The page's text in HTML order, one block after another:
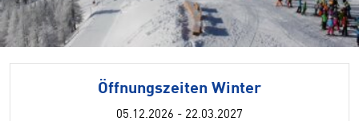
Öffnungszeiten Winter
05.12.2026 - 22.03.2027